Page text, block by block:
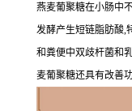
燕麦葡聚糖在小肠中
发酵产生短链脂肪酸,
和粪便中双歧杆菌和
麦葡聚糖还具有改善